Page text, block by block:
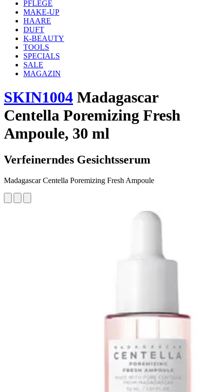
PFLEGE
MAKE-UP
HAARE
DUFT
K-BEAUTY
TOOLS
SPECIALS
SALE
MAGAZIN
SKIN1004 Madagascar
Centella Poremizing Fresh
Ampoule, 30 ml
Verfeinerndes Gesichtsserum
Madagascar Centella Poremizing Fresh Ampoule